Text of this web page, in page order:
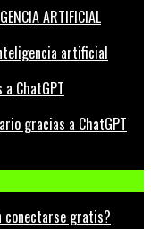
artificial
gracias a ChatGPT
conectarse gratis?